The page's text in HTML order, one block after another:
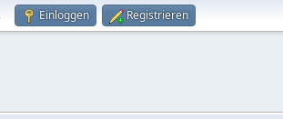
Einloggen Registrieren